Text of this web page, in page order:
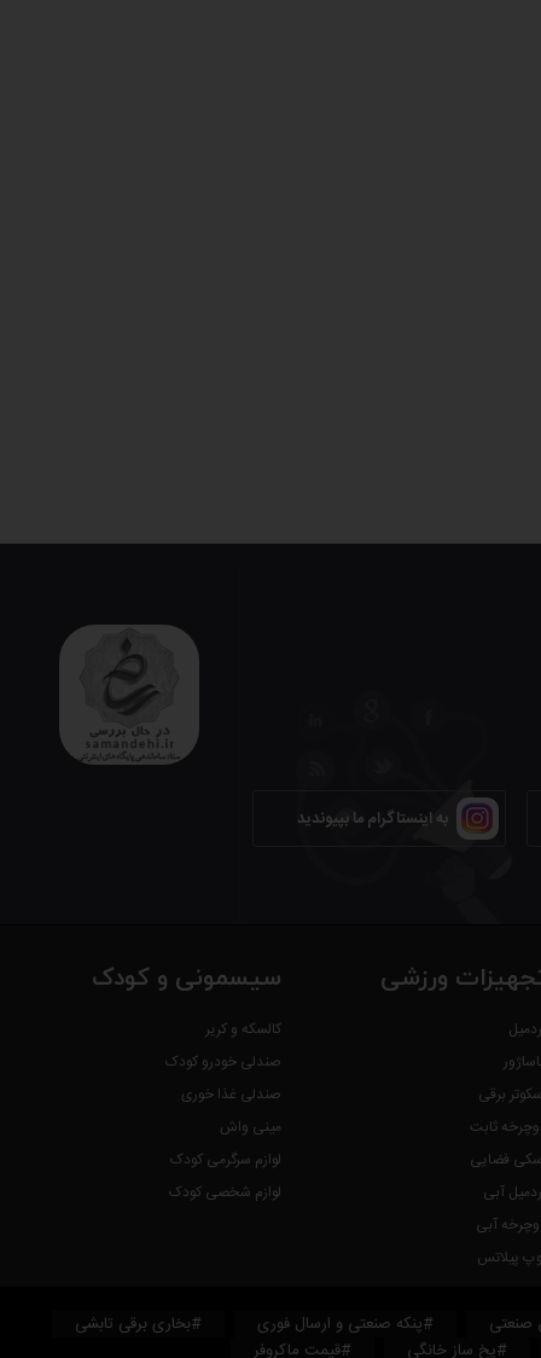
به اینستاگرام ما بپیوندید
ورزشی
برقی
ثابت
فضایی
آبی
آبی
پیلاتس
سیسمونی و کودک
کالسکه و کریر
صندلی خودرو کودک
صندلی غذا خوری
مینی واش
لوازم سرگرمی کودک
لوازم شخصی کودک
صنعتی #پنکه صنعتی و ارسال فوری
#بخاری برقی تابشی
#یخ ساز خانگی
#قیمت ماکروفر